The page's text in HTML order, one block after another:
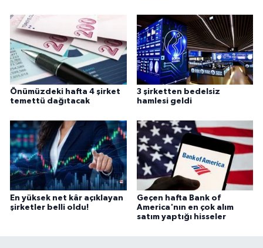
Önümüzdeki hafta 4 şirket
temettü dağıtacak
3 şirketten bedelsiz
hamlesi geldi
En yüksek net kâr açıklayan
şirketler belli oldu!
Geçen hafta Bank of
America'nın en çok alım
satım yaptığı hisseler